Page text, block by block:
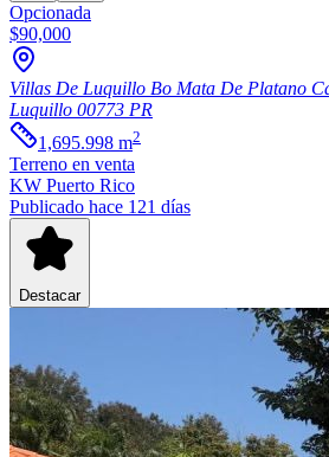
Opcionada
$90,000
Villas De Luquillo Bo Mata De Platano
Luquillo 00773 PR
1,695.998 m2
Terreno en venta
KW Puerto Rico
Publicado hace 121 días
Destacar